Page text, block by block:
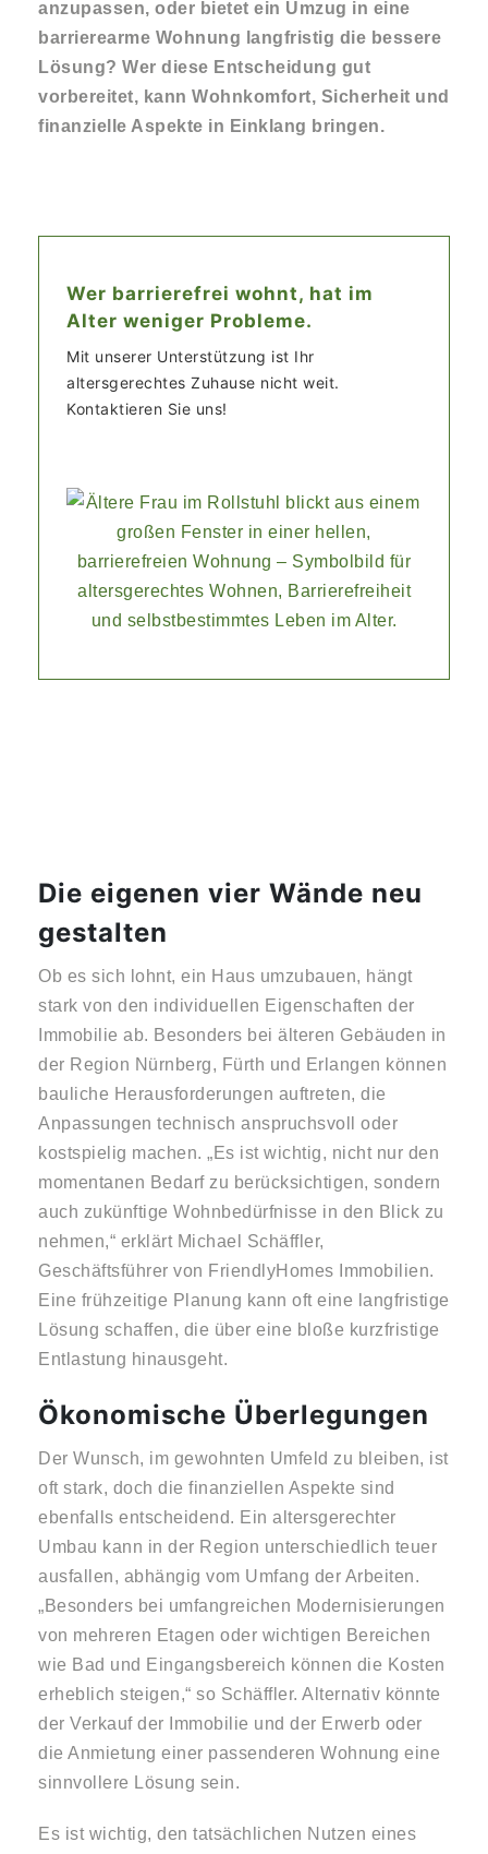
anzupassen, oder bietet ein Umzug in eine
barrierearme Wohnung langfristig die bessere
Lösung? Wer diese Entscheidung gut
vorbereitet, kann Wohnkomfort, Sicherheit und
finanzielle Aspekte in Einklang bringen.
Wer barrierefrei wohnt, hat im
Alter weniger Probleme.
Mit unserer Unterstützung ist Ihr
altersgerechtes Zuhause nicht weit.
Kontaktieren Sie uns!
Die eigenen vier Wände neu
gestalten
Ob es sich lohnt, ein Haus umzubauen, hängt
stark von den individuellen Eigenschaften der
Immobilie ab. Besonders bei älteren Gebäuden in
der Region Nürnberg, Fürth und Erlangen können
bauliche Herausforderungen auftreten, die
Anpassungen technisch anspruchsvoll oder
kostspielig machen. „Es ist wichtig, nicht nur den
momentanen Bedarf zu berücksichtigen, sondern
auch zukünftige Wohnbedürfnisse in den Blick zu
nehmen,“ erklärt Michael Schäffler,
Geschäftsführer von FriendlyHomes Immobilien.
Eine frühzeitige Planung kann oft eine langfristige
Lösung schaffen, die über eine bloße kurzfristige
Entlastung hinausgeht.
Ökonomische Überlegungen
Der Wunsch, im gewohnten Umfeld zu bleiben, ist
oft stark, doch die finanziellen Aspekte sind
ebenfalls entscheidend. Ein altersgerechter
Umbau kann in der Region unterschiedlich teuer
ausfallen, abhängig vom Umfang der Arbeiten.
„Besonders bei umfangreichen Modernisierungen
von mehreren Etagen oder wichtigen Bereichen
wie Bad und Eingangsbereich können die Kosten
erheblich steigen,“ so Schäffler. Alternativ könnte
der Verkauf der Immobilie und der Erwerb oder
die Anmietung einer passenderen Wohnung eine
sinnvollere Lösung sein.
Es ist wichtig, den tatsächlichen Nutzen eines